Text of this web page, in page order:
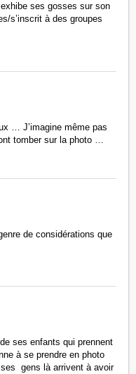
ses gosses sur son
s’inscrit à des groupes
… J’imagine même pas
tomber sur la photo …
de considérations que
ses enfants qui prennent
à se prendre en photo
gens là arrivent à avoir